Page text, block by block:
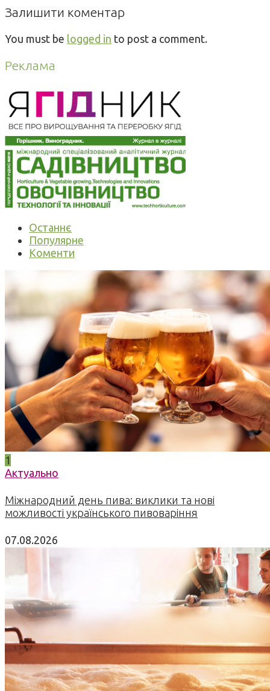
Залишити коментар
You must be logged in to post a comment.
Реклама
Останнє
Популярне
Коменти
1
Актуально
Міжнародний день пива: виклики та нові
можливості українського пивоваріння
07.08.2026